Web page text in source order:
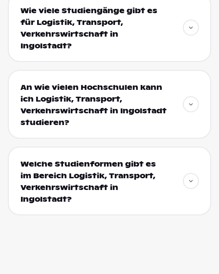
Wie viele Studiengänge gibt es
für Logistik, Transport,
Verkehrswirtschaft in
Ingolstadt?
An wie vielen Hochschulen kann
ich Logistik, Transport,
Verkehrswirtschaft in Ingolstadt
studieren?
Welche Studienformen gibt es
im Bereich Logistik, Transport,
Verkehrswirtschaft in
Ingolstadt?